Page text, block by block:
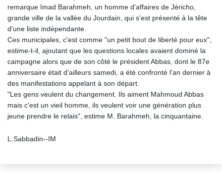
remarque Imad Barahmeh, un homme d'affaires de Jéricho,
grande ville de la vallée du Jourdain, qui s'est présenté à la tête
d'une liste indépendante.
Ces municipales, c'est comme "un petit bout de liberté pour eux",
estime-t-il, ajoutant que les questions locales avaient dominé la
campagne alors que de son côté le président Abbas, dont le 87e
anniversaire était d'ailleurs samedi, a été confronté l'an dernier à
des manifestations appelant à son départ.
"Les gens veulent du changement. Ils aiment Mahmoud Abbas
mais c'est un vieil homme, ils veulent voir une génération plus
jeune prendre le relais", estime M. Barahmeh, la cinquantaine.
L.Sabbadin--IM